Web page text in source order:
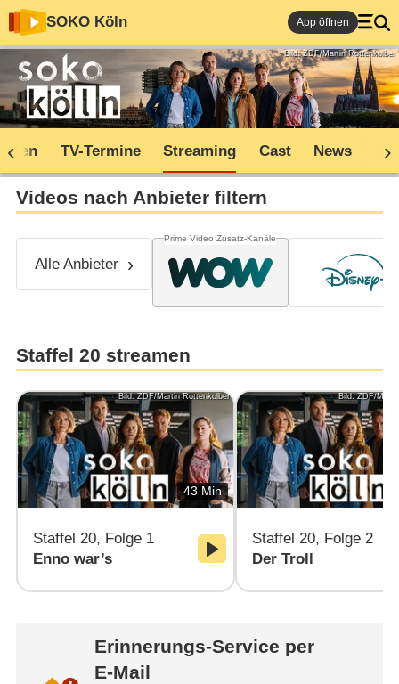
SOKO Köln App öffnen
Bild: ZDF/Martin Rottenkolber
TV-Termine Streaming Cast News
Videos nach Anbieter filtern
Alle Anbieter
Prime Video Zusatz-Kanäle
Staffel 20 streamen
Bild: ZDF/Martin Rottenkolber
43 Min
Staffel 20, Folge 1
Enno war’s
Bild: ZDF/
Staffel 20, Folge 2
Der Troll
Erinnerungs-Service per
E-Mail